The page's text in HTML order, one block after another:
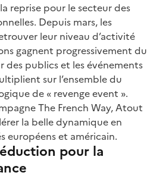
reprise pour le secteur des
Depuis mars, les
leur niveau d’activité
gagnent progressivement du
des publics et les événements
sur l’ensemble du
de « revenge event ».
The French Way, Atout
la belle dynamique en
européens et américain.
pour la